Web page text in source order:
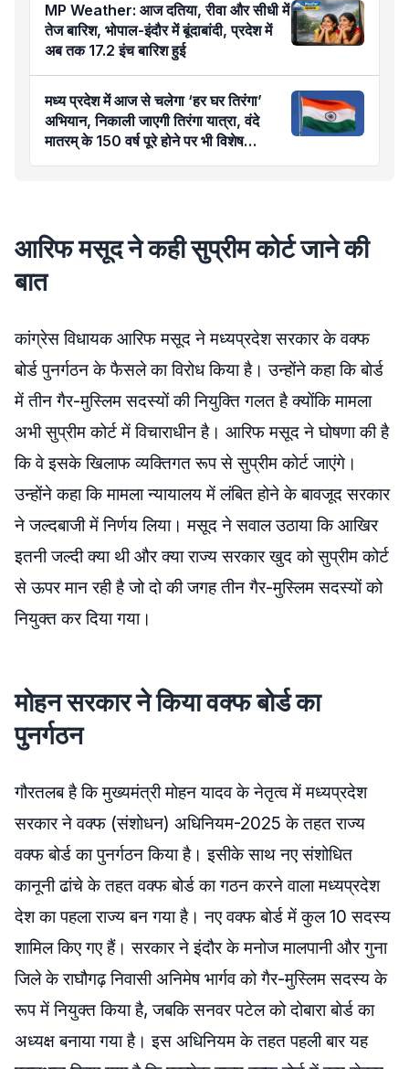
MP Weather: आज दतिया, रीवा और सीधी में
तेज बारिश, भोपाल-इंदौर में बूंदाबांदी, प्रदेश में
अब तक 17.2 इंच बारिश हुई
मध्य प्रदेश में आज से चलेगा ‘हर घर तिरंगा’
अभियान, निकाली जाएगी तिरंगा यात्रा, वंदे
मातरम् के 150 वर्ष पूरे होने पर भी विशेष
कार्यक्रम
आरिफ मसूद ने कही सुप्रीम कोर्ट जाने की
बात
कांग्रेस विधायक आरिफ मसूद ने मध्यप्रदेश सरकार के वक्फ
बोर्ड पुनर्गठन के फैसले का विरोध किया है। उन्होंने कहा कि बोर्ड
में तीन गैर-मुस्लिम सदस्यों की नियुक्ति गलत है क्योंकि मामला
अभी सुप्रीम कोर्ट में विचाराधीन है। आरिफ मसूद ने घोषणा की है
कि वे इसके खिलाफ व्यक्तिगत रूप से सुप्रीम कोर्ट जाएंगे।
उन्होंने कहा कि मामला न्यायालय में लंबित होने के बावजूद सरकार
ने जल्दबाजी में निर्णय लिया। मसूद ने सवाल उठाया कि आखिर
इतनी जल्दी क्या थी और क्या राज्य सरकार खुद को सुप्रीम कोर्ट
से ऊपर मान रही है जो दो की जगह तीन गैर-मुस्लिम सदस्यों को
नियुक्त कर दिया गया।
मोहन सरकार ने किया वक्फ बोर्ड का
पुनर्गठन
गौरतलब है कि मुख्यमंत्री मोहन यादव के नेतृत्व में मध्यप्रदेश
सरकार ने वक्फ (संशोधन) अधिनियम-2025 के तहत राज्य
वक्फ बोर्ड का पुनर्गठन किया है। इसीके साथ नए संशोधित
कानूनी ढांचे के तहत वक्फ बोर्ड का गठन करने वाला मध्यप्रदेश
देश का पहला राज्य बन गया है। नए वक्फ बोर्ड में कुल 10 सदस्य
शामिल किए गए हैं। सरकार ने इंदौर के मनोज मालपानी और गुना
जिले के राघौगढ़ निवासी अनिमेष भार्गव को गैर-मुस्लिम सदस्य के
रूप में नियुक्त किया है, जबकि सनवर पटेल को दोबारा बोर्ड का
अध्यक्ष बनाया गया है। इस अधिनियम के तहत पहली बार यह